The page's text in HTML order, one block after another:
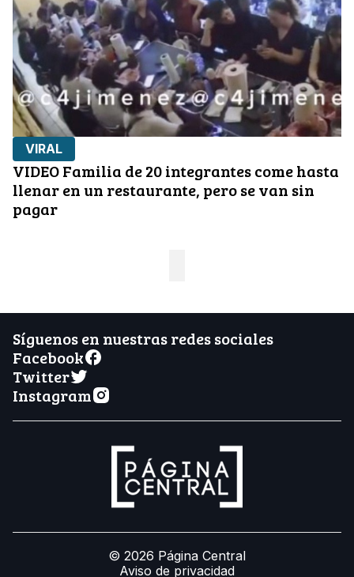
VIRAL
VIDEO Familia de 20 integrantes come hasta
llenar en un restaurante, pero se van sin
pagar
Síguenos en nuestras redes sociales
Facebook
Twitter
Instagram
© 2026 Página Central
Aviso de privacidad